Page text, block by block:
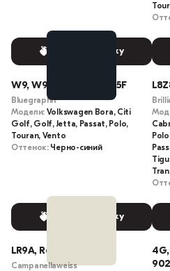
Выбрать краску
W9, W9W9, N1, LC5F, C5F
Bluegraphit
Модели: Volkswagen Bora, Citi
Golf, Golf, Jetta, Passat, Polo,
Touran, Vento
Оттенок: Черно-синий
Выбрать краску
LR9A, R6, 6R, R6R6
Campanellaweiss